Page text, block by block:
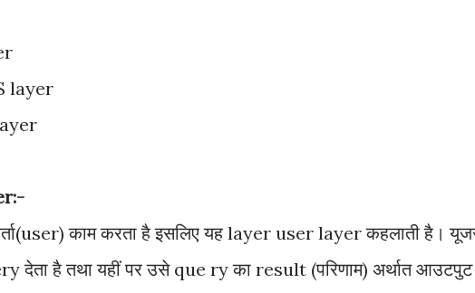
layer
काम करता है इसलिए यह layer user layer कहलाती है।
देता है तथा यहीं पर उसे que ry का result (परिणाम) अर्थात आउटपुट